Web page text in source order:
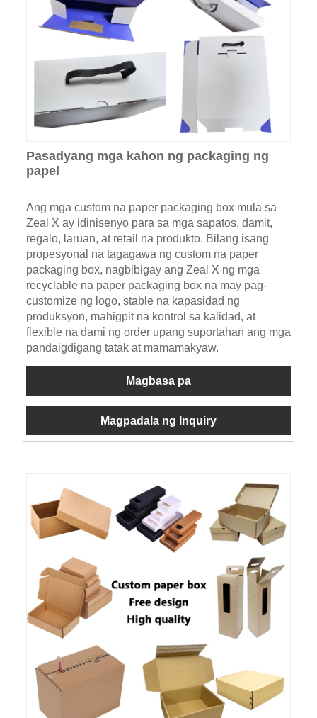
Pasadyang mga kahon ng packaging ng
papel
Ang mga custom na paper packaging box mula sa
Zeal X ay idinisenyo para sa mga sapatos, damit,
regalo, laruan, at retail na produkto. Bilang isang
propesyonal na tagagawa ng custom na paper
packaging box, nagbibigay ang Zeal X ng mga
recyclable na paper packaging box na may pag-
customize ng logo, stable na kapasidad ng
produksyon, mahigpit na kontrol sa kalidad, at
flexible na dami ng order upang suportahan ang mga
pandaigdigang tatak at mamamakyaw.
Magbasa pa
Magpadala ng Inquiry